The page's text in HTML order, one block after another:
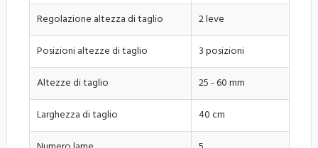
Regolazione altezza di taglio
2 leve
Posizioni altezze di taglio
3 posizioni
Altezze di taglio
25 - 60 mm
Larghezza di taglio
40 cm